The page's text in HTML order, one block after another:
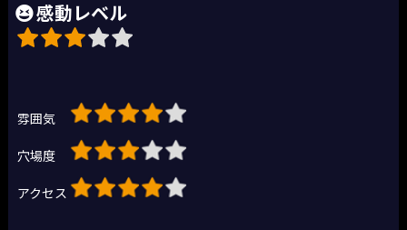
感動レベル
雰囲気
穴場度
アクセス